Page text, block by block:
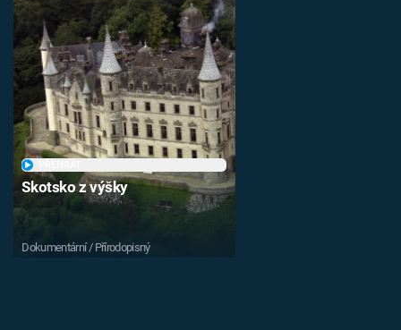
Skotsko z výšky
Dokumentární / Přírodopisný